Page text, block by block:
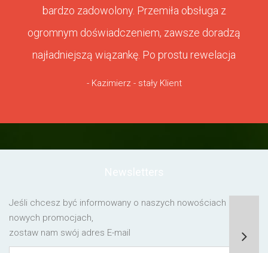
bardzo zadowolony. Przemiła obsługa z
ogromnym doświadczeniem, zawsze doradzą
najładniejszą wiązankę. Po prostu rewelacja
- Kazimierz - stały Klient
Jeśli chcesz być informowany o naszych nowościach lub o
nowych promocjach,
zostaw nam swój adres E-mail